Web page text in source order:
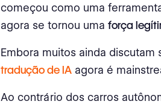
começou como uma
agora se tornou uma força
Embora muitos ainda
tradução de IA agora é
Ao contrário dos carros